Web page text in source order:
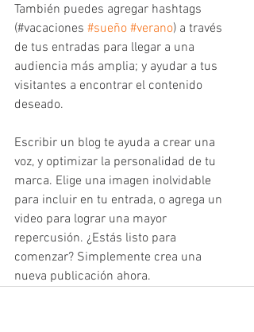
También puedes agregar hashtags
(#vacaciones #sueño #verano) a través
de tus entradas para llegar a una
audiencia más amplia; y ayudar a tus
visitantes a encontrar el contenido
deseado.
Escribir un blog te ayuda a crear una
voz, y optimizar la personalidad de tu
marca. Elige una imagen inolvidable
para incluir en tu entrada, o agrega un
video para lograr una mayor
repercusión. ¿Estás listo para
comenzar? Simplemente crea una
nueva publicación ahora.